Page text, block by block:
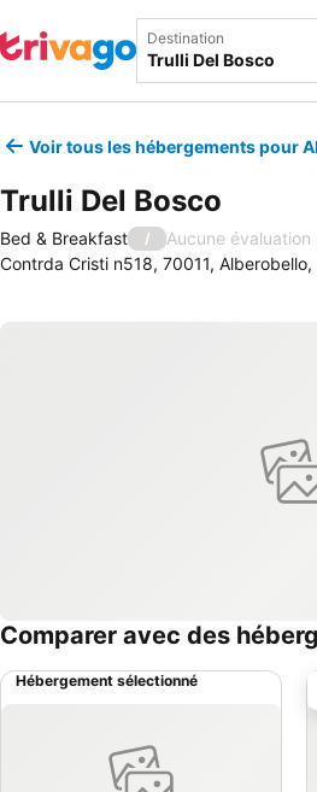
Destination
Voir tous les hébergements pour
Trulli Del Bosco
Bed & Breakfast /
Aucune évaluation
Contrda Cristi n518, 70011, Alberobello,
Comparer avec des
Hébergement sélectionné